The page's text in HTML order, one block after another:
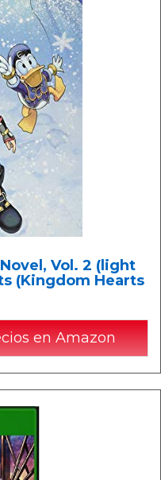
Vol. 2 (light
(Kingdom Hearts
en Amazon